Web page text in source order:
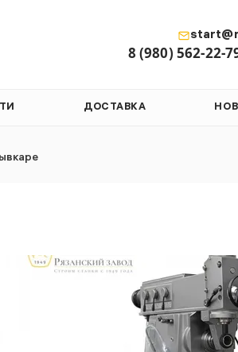
8 (980) 562-22-
ДОСТАВКА